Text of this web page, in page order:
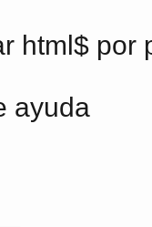
html$ por
ayuda